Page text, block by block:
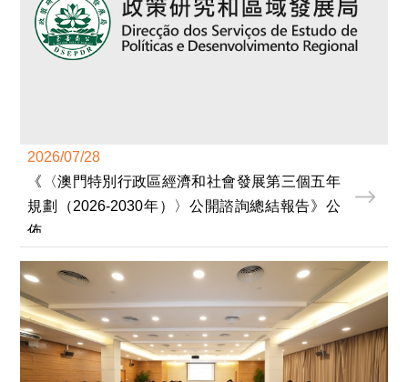
2026/07/28
《〈澳門特別行政區經濟和社會發展第三個五年
規劃（2026-2030年）〉公開諮詢總結報告》公
佈